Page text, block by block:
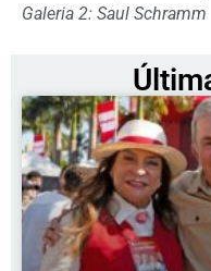
Galeria 2: Saul Schramm